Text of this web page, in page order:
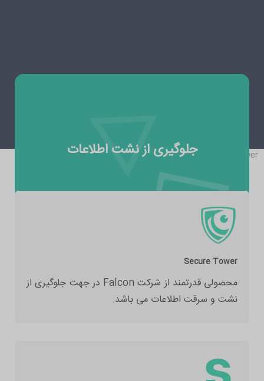
secureTower جلوگیری از نشت اطلاعات
Secure Tower
محصولی قدرتمند از شرکت Falcon در جهت جلوگیری از
نشت و سرقت اطلاعات می باشد.